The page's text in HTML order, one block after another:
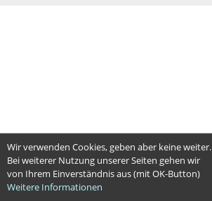
Wir verwenden Cookies, geben aber keine weiter.
Bei weiterer Nutzung unserer Seiten gehen wir
von Ihrem Einverständnis aus (mit OK-Button)
Weitere Informationen